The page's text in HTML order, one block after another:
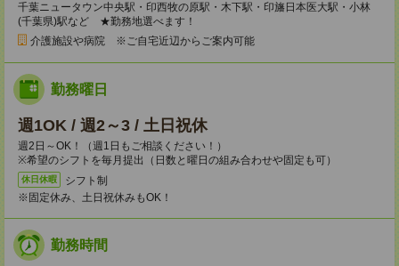
千葉ニュータウン中央駅・印西牧の原駅・木下駅・印旛日本医大駅・小林
(千葉県)駅など ★勤務地選べます！
介護施設や病院 ※ご自宅近辺からご案内可能
勤務曜日
週1OK / 週2～3 / 土日祝休
週2日～OK！（週1日もご相談ください！）
※希望のシフトを毎月提出（日数と曜日の組み合わせや固定も可）
休日休暇
シフト制
※固定休み、土日祝休みもOK！
勤務時間